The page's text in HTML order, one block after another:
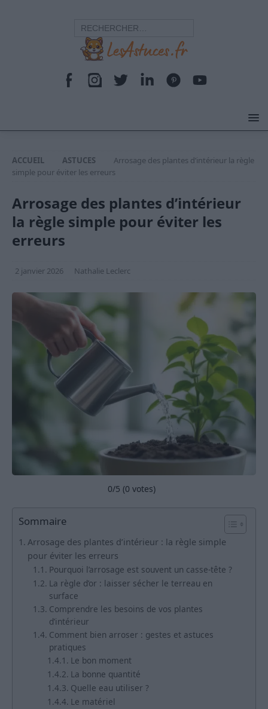
ACCUEIL ASTUCES
Arrosage des plantes d’intérieur la règle
simple pour éviter les erreurs
Arrosage des plantes d’intérieur
la règle simple pour éviter les
erreurs
2 janvier 2026 Nathalie Leclerc
0/5 (0 votes)
Sommaire
Arrosage des plantes d’intérieur : la règle simple
pour éviter les erreurs
Pourquoi l’arrosage est souvent un casse-tête ?
La règle d’or : laisser sécher le terreau en
surface
Comprendre les besoins de vos plantes
d’intérieur
Comment bien arroser : gestes et astuces
pratiques
Le bon moment
La bonne quantité
Quelle eau utiliser ?
Le matériel